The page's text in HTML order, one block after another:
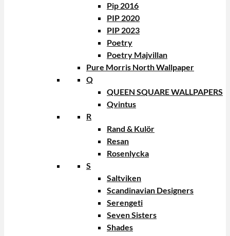
Pip 2016
PIP 2020
PIP 2023
Poetry
Poetry Majvillan
Pure Morris North Wallpaper
Q
QUEEN SQUARE WALLPAPERS
Qvintus
R
Rand & Kulör
Resan
Rosenlycka
S
Saltviken
Scandinavian Designers
Serengeti
Seven Sisters
Shades